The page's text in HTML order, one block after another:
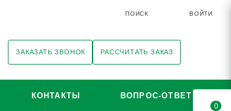
ПОИСК ВОЙТИ
ЗАКАЗАТЬ ЗВОНОК РАССЧИТАТЬ ЗАКАЗ
КОНТАКТЫ ВОПРОС-ОТВЕТ
0